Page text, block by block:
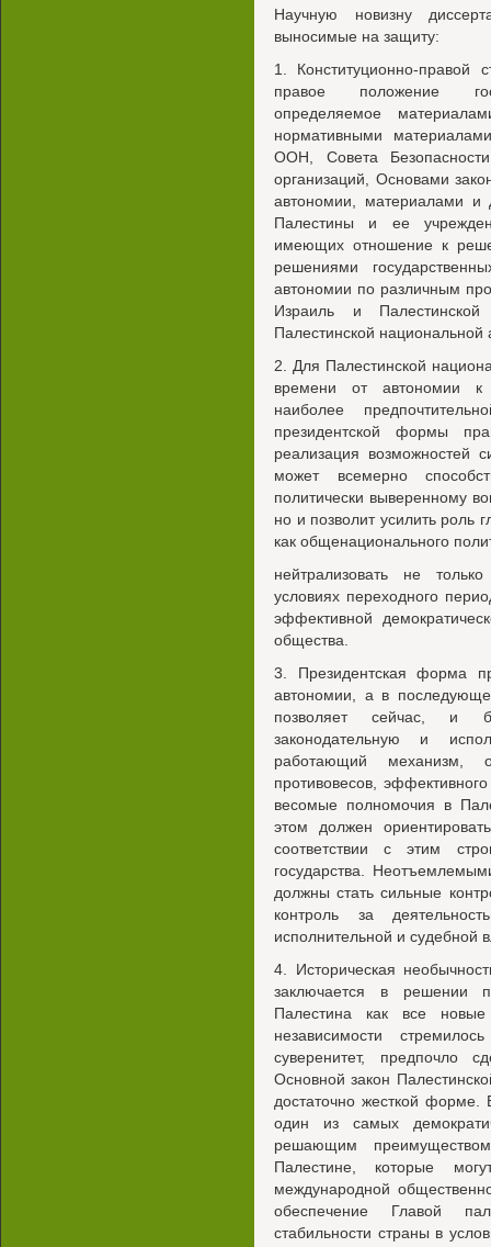
Научную новизну
выносимые на защиту:
1. Конституционно-правой
правое положение
определяемое
нормативными
ООН, Совета
организаций, Основами
автономии, материалами и
Палестины и ее
имеющих отношение к
решениями
автономии по различным
Израиль и Палестинской
Палестинской
2. Для Палестинской
времени от автономии к
наиболее
президентской формы
реализация возможностей
может всемерно
политически выверенному
но и позволит усилить роль
как общенационального
нейтрализовать не
условиях переходного
эффективной
общества.
3. Президентская форма
автономии, а в
позволяет сейчас, и
законодательную и
работающий механизм,
противовесов,
весомые полномочия в
этом должен
соответствии с этим
государства.
должны стать сильные
контроль за
исполнительной и судебной
4. Историческая
заключается в решении
Палестина как все
независимости
суверенитет, предпочло
Основной закон
достаточно жесткой
один из самых
решающим
Палестине, которые
международной
обеспечение Главой
стабильности страны в